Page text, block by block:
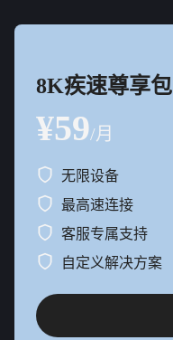
8K疾速尊享包
¥59/月
无限设备
最高速连接
客服专属支持
自定义解决方案